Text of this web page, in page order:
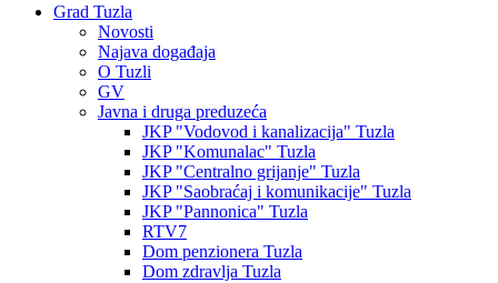
Grad Tuzla
Novosti
Najava događaja
O Tuzli
GV
Javna i druga preduzeća
JKP "Vodovod i kanalizacija" Tuzla
JKP "Komunalac" Tuzla
JKP "Centralno grijanje" Tuzla
JKP "Saobraćaj i komunikacije" Tuzla
JKP "Pannonica" Tuzla
RTV7
Dom penzionera Tuzla
Dom zdravlja Tuzla